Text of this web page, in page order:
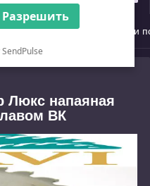
Разрешить
Оплата Умови
Люкс напаяная
ВК